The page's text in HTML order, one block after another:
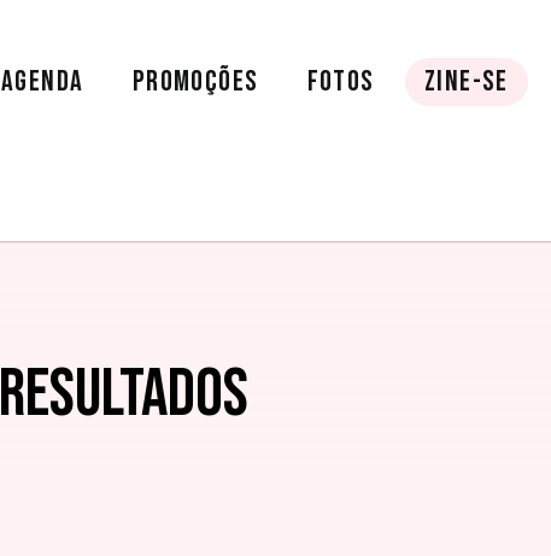
AGENDA PROMOÇÕES FOTOS ZINE-SE
RESULTADOS